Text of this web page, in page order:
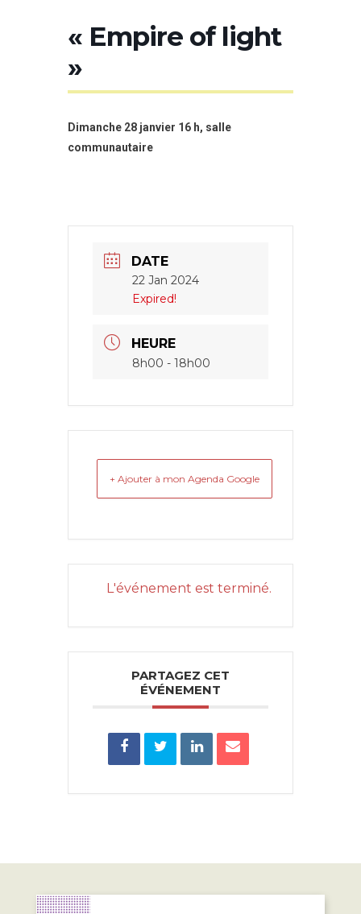
« Empire of light
»
Dimanche 28 janvier 16 h, salle
communautaire
DATE
22 Jan 2024
Expired!
HEURE
8h00 - 18h00
+ Ajouter à mon Agenda Google
L'événement est terminé.
PARTAGEZ CET
ÉVÉNEMENT